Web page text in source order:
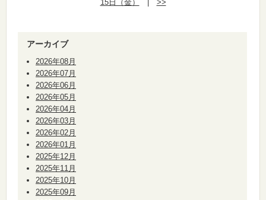
15日（金）
>>
アーカイブ
2026年08月
2026年07月
2026年06月
2026年05月
2026年04月
2026年03月
2026年02月
2026年01月
2025年12月
2025年11月
2025年10月
2025年09月